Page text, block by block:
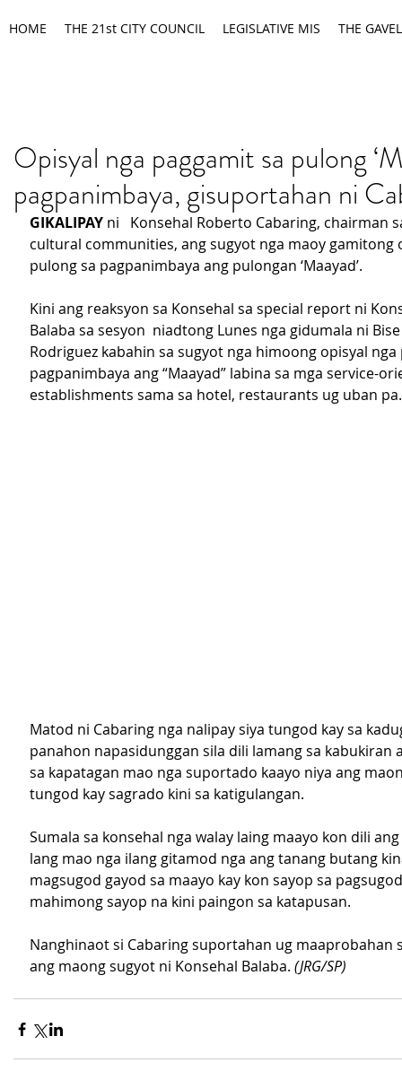
HOME THE 21st CITY COUNCIL LEGISLATIVE MIS THE GAVEL
Opisyal nga paggamit sa pulong
pagpanimbaya, gisuportahan ni
GIKALIPAY ni   Konsehal Roberto Cabaring, chairman
cultural communities, ang sugyot nga maoy gamitong
pulong sa pagpanimbaya ang pulongan ‘Maayad’.
Kini ang reaksyon sa Konsehal sa special report ni
Balaba sa sesyon  niadtong Lunes nga gidumala ni
Rodriguez kabahin sa sugyot nga himoong opisyal
pagpanimbaya ang “Maayad” labina sa mga service-
establishments sama sa hotel, restaurants ug uban pa.
Matod ni Cabaring nga nalipay siya tungod kay sa
panahon napasidunggan sila dili lamang sa kabukiran
sa kapatagan mao nga suportado kaayo niya ang
tungod kay sagrado kini sa katigulangan.
Sumala sa konsehal nga walay laing maayo kon dili
lang mao nga ilang gitamod nga ang tanang butang
magsugod gayod sa maayo kay kon sayop sa
mahimong sayop na kini paingon sa katapusan.
Nanghinaot si Cabaring suportahan ug maaprobahan
ang maong sugyot ni Konsehal Balaba. (JRG/SP)